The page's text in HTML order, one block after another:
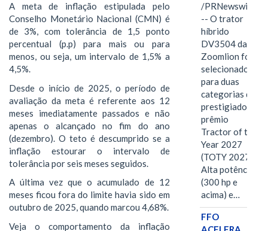
A meta de inflação estipulada pelo
Conselho Monetário Nacional (CMN) é
de 3%, com tolerância de 1,5 ponto
percentual (p.p) para mais ou para
menos, ou seja, um intervalo de 1,5% a
4,5%.
Desde o início de 2025, o período de
avaliação da meta é referente aos 12
meses imediatamente passados e não
apenas o alcançado no fim do ano
(dezembro). O teto é descumprido se a
inflação estourar o intervalo de
tolerância por seis meses seguidos.
A última vez que o acumulado de 12
meses ficou fora do limite havia sido em
outubro de 2025, quando marcou 4,68%.
Veja o comportamento da inflação
/PRNewswire/
-- O trator
híbrido
DV3504 da
Zoomlion foi
selecionado
para duas
categorias do
prestigiado
prêmio
Tractor of the
Year 2027
(TOTY 2027:
Alta potência
(300 hp e
acima) e…
FFO